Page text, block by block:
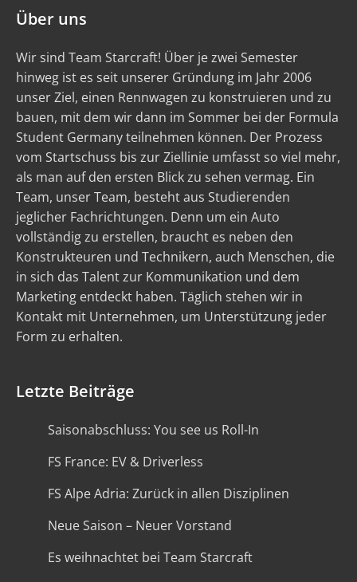
Über uns
Wir sind Team Starcraft! Über je zwei Semester
hinweg ist es seit unserer Gründung im Jahr 2006
unser Ziel, einen Rennwagen zu konstruieren und zu
bauen, mit dem wir dann im Sommer bei der Formula
Student Germany teilnehmen können. Der Prozess
vom Startschuss bis zur Ziellinie umfasst so viel mehr,
als man auf den ersten Blick zu sehen vermag. Ein
Team, unser Team, besteht aus Studierenden
jeglicher Fachrichtungen. Denn um ein Auto
vollständig zu erstellen, braucht es neben den
Konstrukteuren und Technikern, auch Menschen, die
in sich das Talent zur Kommunikation und dem
Marketing entdeckt haben. Täglich stehen wir in
Kontakt mit Unternehmen, um Unterstützung jeder
Form zu erhalten.
Letzte Beiträge
Saisonabschluss: You see us Roll-In
FS France: EV & Driverless
FS Alpe Adria: Zurück in allen Disziplinen
Neue Saison – Neuer Vorstand
Es weihnachtet bei Team Starcraft